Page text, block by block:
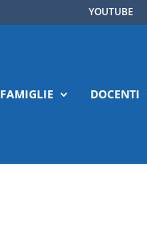
YOUTUBE
FAMIGLIE DOCENTI